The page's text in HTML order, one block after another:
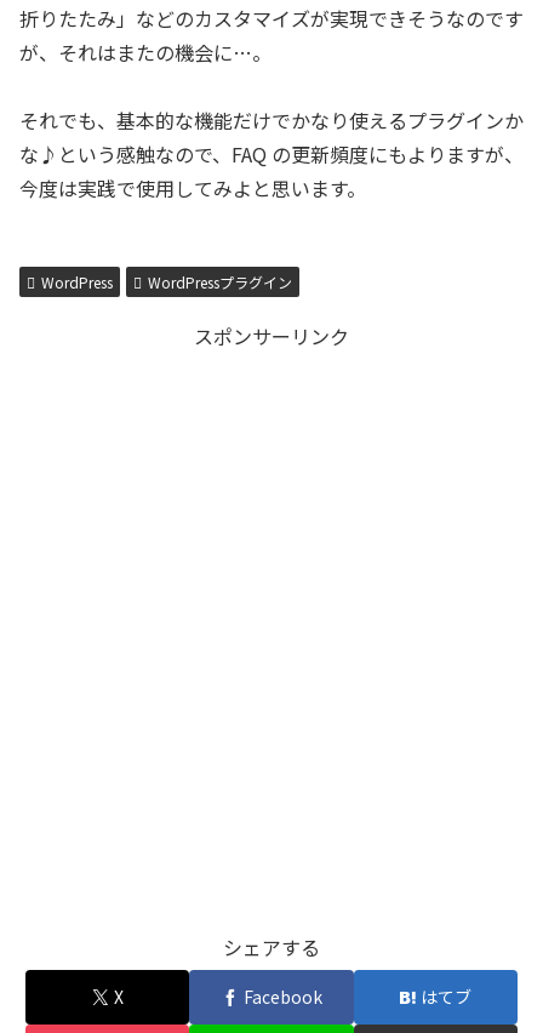
折りたたみ」などのカスタマイズが実現できそうなのです
が、それはまたの機会に…。
それでも、基本的な機能だけでかなり使えるプラグインか
な♪という感触なので、FAQ の更新頻度にもよりますが、
今度は実践で使用してみよと思います。
WordPress WordPressプラグイン
スポンサーリンク
シェアする
X Facebook はてブ